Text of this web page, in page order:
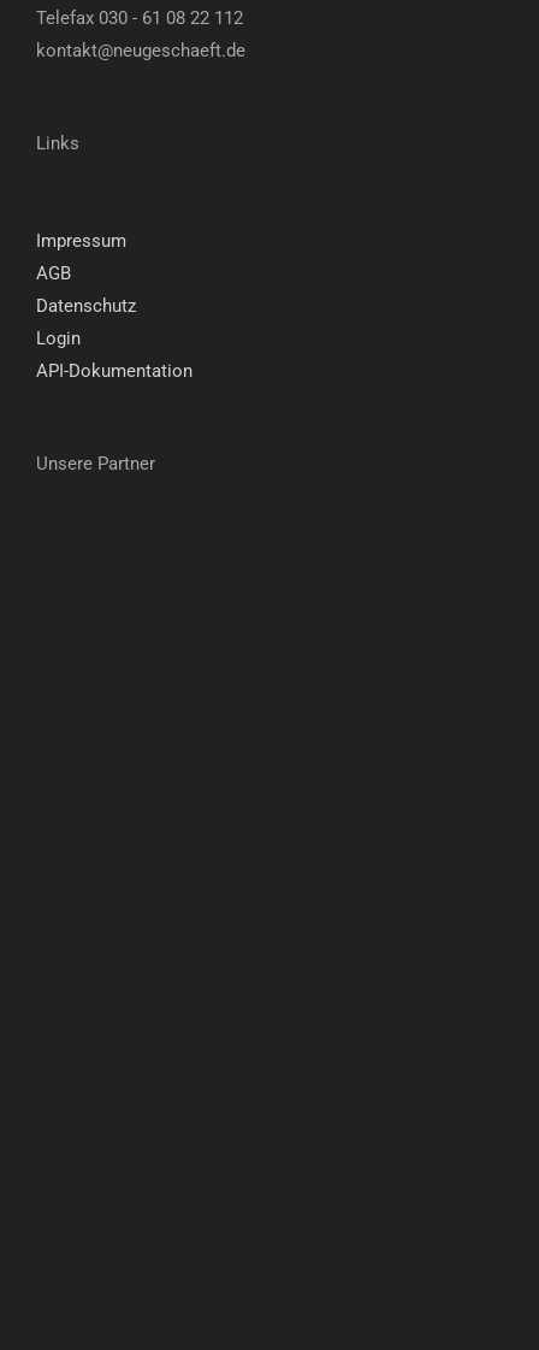
Telefax 030 - 61 08 22 112
kontakt@neugeschaeft.de
Links
Impressum
AGB
Datenschutz
Login
API-Dokumentation
Unsere Partner